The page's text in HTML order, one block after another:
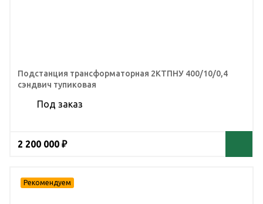
Подстанция трансформаторная 2КТПНУ 400/10/0,4
сэндвич тупиковая
Под заказ
2 200 000 ₽